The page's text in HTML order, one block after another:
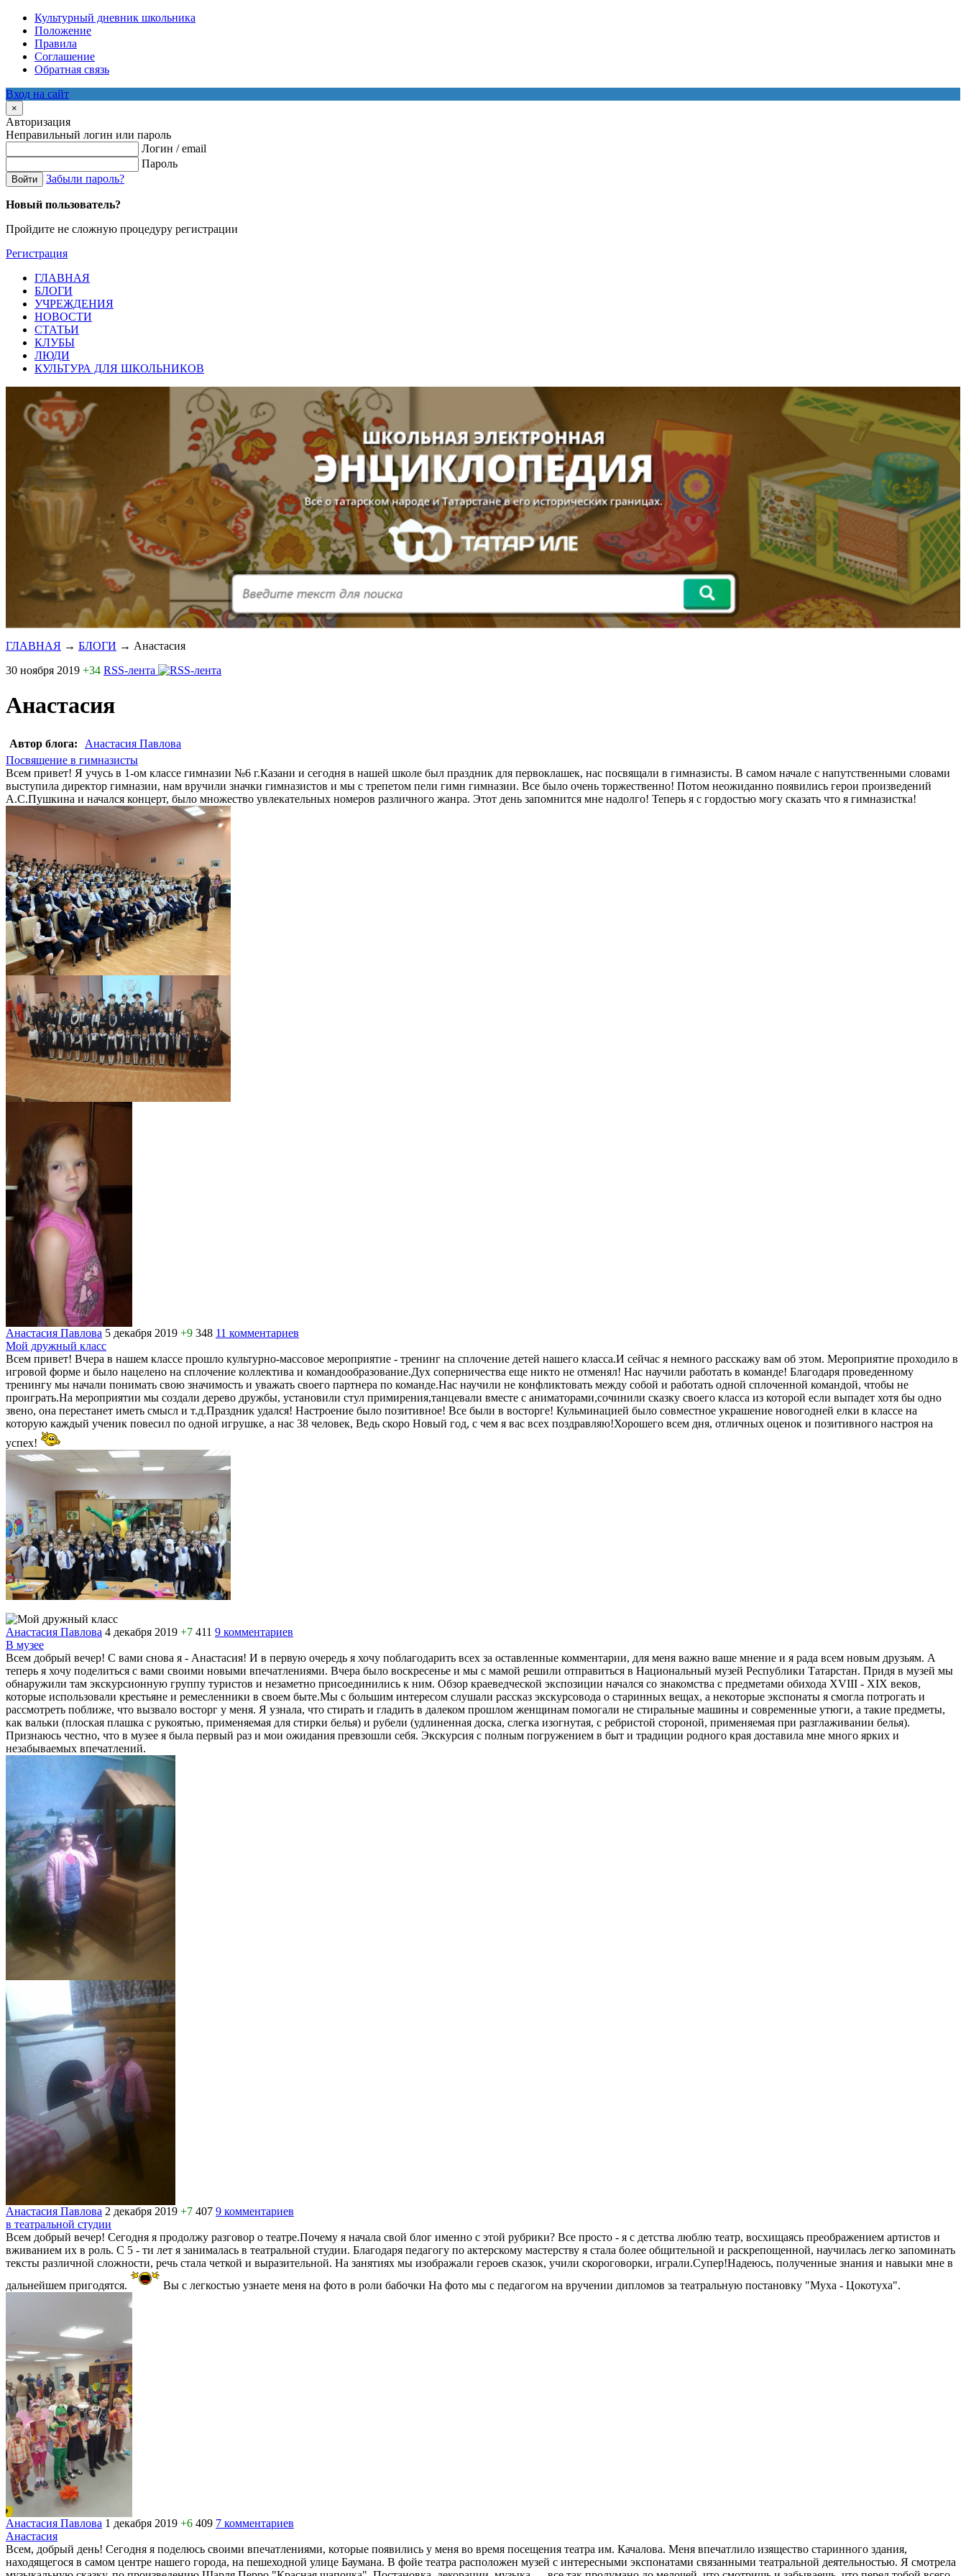
Культурный дневник школьника
Положение
Правила
Соглашение
Обратная связь
Вход на сайт
×
Авторизация
Неправильный логин или пароль
Логин / email
Пароль
Войти Забыли пароль?
Новый пользователь?
Пройдите не сложную процедуру регистрации
Регистрация
ГЛАВНАЯ
БЛОГИ
УЧРЕЖДЕНИЯ
НОВОСТИ
СТАТЬИ
КЛУБЫ
ЛЮДИ
КУЛЬТУРА ДЛЯ ШКОЛЬНИКОВ
ГЛАВНАЯ → БЛОГИ → Анастасия
30 ноября 2019 +34 RSS-лента
Анастасия
Автор блога:
Анастасия Павлова
Посвящение в гимназисты
Всем привет! Я учусь в 1-ом классе гимназии №6 г.Казани и сегодня в нашей школе был праздник для первоклашек, нас посвящали в гимназисты. В самом начале с напутственными словами
выступила директор гимназии, нам вручили значки гимназистов и мы с трепетом пели гимн гимназии. Все было очень торжественно! Потом неожиданно появились герои произведений
А.С.Пушкина и начался концерт, было множество увлекательных номеров различного жанра. Этот день запомнится мне надолго! Теперь я с гордостью могу сказать что я гимназистка!
Анастасия Павлова 5 декабря 2019 +9 348 11 комментариев
Мой дружный класс
Всем привет! Вчера в нашем классе прошло культурно-массовое мероприятие - тренинг на сплочение детей нашего класса.И сейчас я немного расскажу вам об этом. Мероприятие проходило в
игровой форме и было нацелено на сплочение коллектива и командообразование.Дух соперничества еще никто не отменял! Нас научили работать в команде! Благодаря проведенному
тренингу мы начали понимать свою значимость и уважать своего партнера по команде.Нас научили не конфликтовать между собой и работать одной сплоченной командой, чтобы не
проиграть.На мероприятии мы создали дерево дружбы, установили стул примирения,танцевали вместе с аниматорами,сочинили сказку своего класса из которой если выпадет хотя бы одно
звено, она перестанет иметь смысл и т.д.Праздник удался! Настроение было позитивное! Все были в восторге! Кульминацией было совместное украшение новогодней елки в классе на
которую каждый ученик повесил по одной игрушке, а нас 38 человек, Ведь скоро Новый год, с чем я вас всех поздравляю!Хорошего всем дня, отличных оценок и позитивного настроя на
успех!
Анастасия Павлова 4 декабря 2019 +7 411 9 комментариев
В музее
Всем добрый вечер! С вами снова я - Анастасия! И в первую очередь я хочу поблагодарить всех за оставленные комментарии, для меня важно ваше мнение и я рада всем новым друзьям. А
теперь я хочу поделиться с вами своими новыми впечатлениями. Вчера было воскресенье и мы с мамой решили отправиться в Национальный музей Республики Татарстан. Придя в музей мы
обнаружили там экскурсионную группу туристов и незаметно присоединились к ним. Обзор краеведческой экспозиции начался со знакомства с предметами обихода XVIII - XIX веков,
которые использовали крестьяне и ремесленники в своем быте.Мы с большим интересом слушали рассказ экскурсовода о старинных вещах, а некоторые экспонаты я смогла потрогать и
рассмотреть поближе, что вызвало восторг у меня. Я узнала, что стирать и гладить в далеком прошлом женщинам помогали не стиральные машины и современные утюги, а такие предметы,
как вальки (плоская плашка с рукоятью, применяемая для стирки белья) и рубели (удлиненная доска, слегка изогнутая, с ребристой стороной, применяемая при разглаживании белья).
Признаюсь честно, что в музее я была первый раз и мои ожидания превзошли себя. Экскурсия с полным погружением в быт и традиции родного края доставила мне много ярких и
незабываемых впечатлений.
Анастасия Павлова 2 декабря 2019 +7 407 9 комментариев
в театральной студии
Всем добрый вечер! Сегодня я продолжу разговор о театре.Почему я начала свой блог именно с этой рубрики? Все просто - я с детства люблю театр, восхищаясь преображением артистов и
вживанием их в роль. С 5 - ти лет я занималась в театральной студии. Благодаря педагогу по актерскому мастерству я стала более общительной и раскрепощенной, научилась легко запоминать
тексты различной сложности, речь стала четкой и выразительной. На занятиях мы изображали героев сказок, учили скороговорки, играли.Супер!Надеюсь, полученные знания и навыки мне в
дальнейшем пригодятся.
Вы с легкостью узнаете меня на фото в роли бабочки На фото мы с педагогом на вручении дипломов за театральную постановку "Муха - Цокотуха".
Анастасия Павлова 1 декабря 2019 +6 409 7 комментариев
Анастасия
Всем, добрый день! Сегодня я поделюсь своими впечатлениями, которые появились у меня во время посещения театра им. Качалова. Меня впечатлило изящество старинного здания,
находящегося в самом центре нашего города, на пешеходной улице Баумана. В фойе театра расположен музей с интересными экспонатами связанными театральной деятельностью. Я смотрела